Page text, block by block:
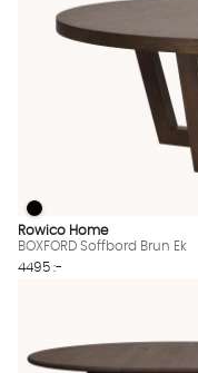
BOXFORD Soffbord
BOXFORD Soffbord Brun Ek
Rowico Home
BOXFORD Soffbord Brun Ek
4495 :-